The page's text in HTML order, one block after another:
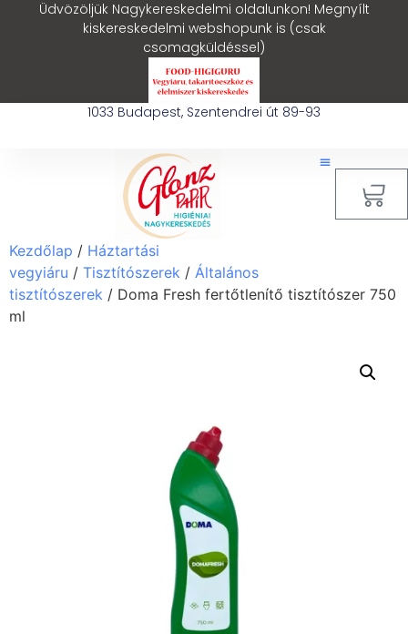
Üdvözöljük Nagykereskedelmi oldalunkon! Megnyílt
kiskereskedelmi webshopunk is (csak
csomagküldéssel)
1033 Budapest, Szentendrei út 89-93
Kezdőlap / Háztartási
vegyiáru / Tisztítószerek / Általános
tisztítószerek / Doma Fresh fertőtlenítő tisztítószer 750
ml